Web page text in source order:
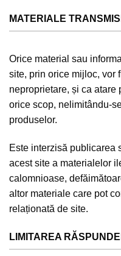
MATERIALE
Orice material sau
site, prin orice mijloc, vor
neproprietare, și ca atare
orice scop, nelimitându-
produselor.
Este interzisă publicarea
acest site a materialelor
calomnioase,
altor materiale care pot
relaționată de site.
LIMITAREA